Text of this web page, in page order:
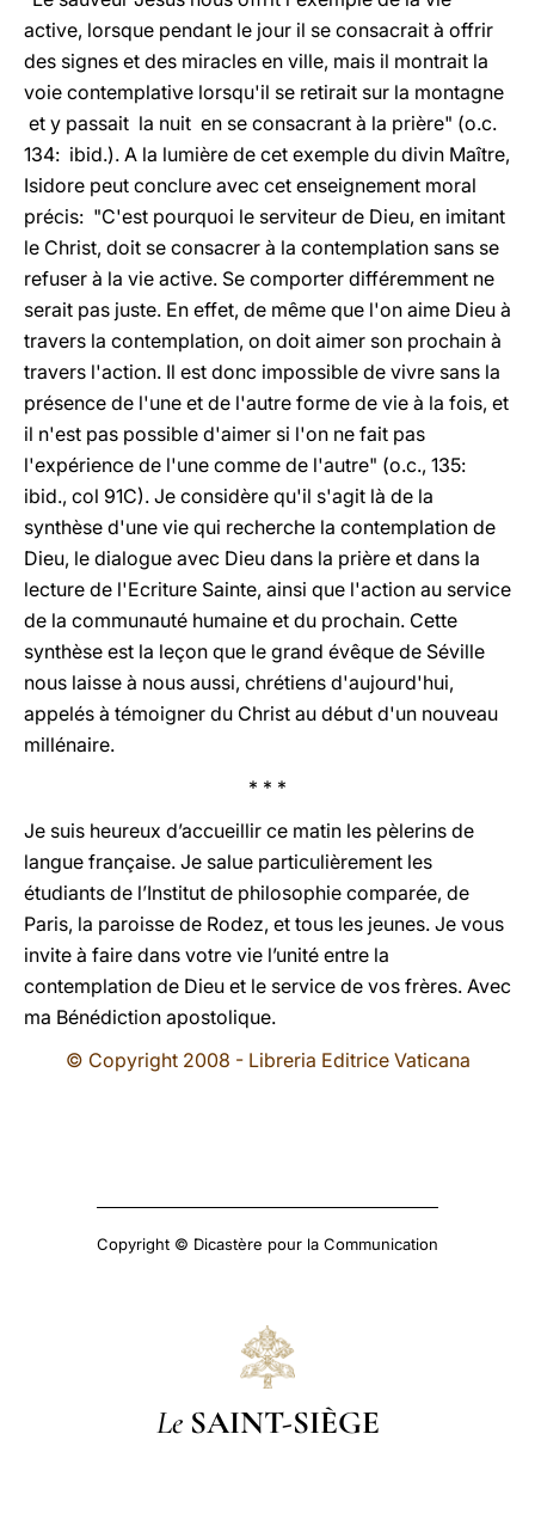
active, lorsque pendant le jour il se consacrait à offrir
des signes et des miracles en ville, mais il montrait la
voie contemplative lorsqu'il se retirait sur la montagne
et y passait la nuit en se consacrant à la prière" (o.c.
134: ibid.). A la lumière de cet exemple du divin Maître,
Isidore peut conclure avec cet enseignement moral
précis: "C'est pourquoi le serviteur de Dieu, en imitant
le Christ, doit se consacrer à la contemplation sans se
refuser à la vie active. Se comporter différemment ne
serait pas juste. En effet, de même que l'on aime Dieu à
travers la contemplation, on doit aimer son prochain à
travers l'action. Il est donc impossible de vivre sans la
présence de l'une et de l'autre forme de vie à la fois, et
il n'est pas possible d'aimer si l'on ne fait pas
l'expérience de l'une comme de l'autre" (o.c., 135:
ibid., col 91C). Je considère qu'il s'agit là de la
synthèse d'une vie qui recherche la contemplation de
Dieu, le dialogue avec Dieu dans la prière et dans la
lecture de l'Ecriture Sainte, ainsi que l'action au service
de la communauté humaine et du prochain. Cette
synthèse est la leçon que le grand évêque de Séville
nous laisse à nous aussi, chrétiens d'aujourd'hui,
appelés à témoigner du Christ au début d'un nouveau
millénaire.
* * *
Je suis heureux d’accueillir ce matin les pèlerins de
langue française. Je salue particulièrement les
étudiants de l’Institut de philosophie comparée, de
Paris, la paroisse de Rodez, et tous les jeunes. Je vous
invite à faire dans votre vie l’unité entre la
contemplation de Dieu et le service de vos frères. Avec
ma Bénédiction apostolique.
© Copyright 2008 - Libreria Editrice Vaticana
Copyright © Dicastère pour la Communication
Le SAINT-SIÈGE